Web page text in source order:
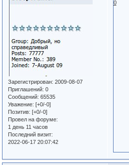
Зарегистрирован: 2009-08-07
Приглашений: 0
Сообщений: 65535
Уважение: [+0/-0]
Позитив: [+0/-0]
Провел на форуме:
1 день 11 часов
Последний визит:
2022-06-17 20:07:42
0